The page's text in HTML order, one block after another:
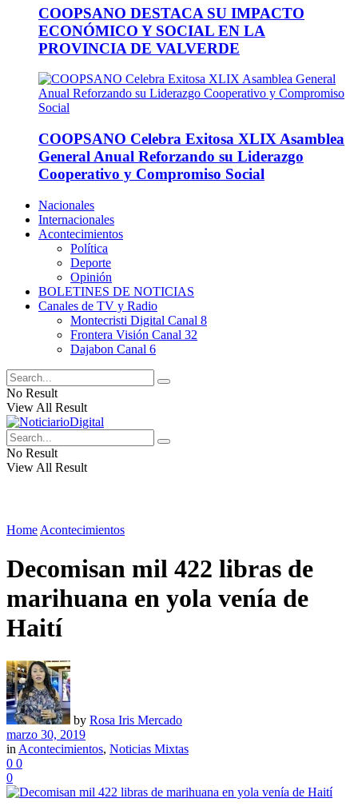
COOPSANO DESTACA SU IMPACTO
ECONÓMICO Y SOCIAL EN LA
PROVINCIA DE VALVERDE
COOPSANO Celebra Exitosa XLIX Asamblea
General Anual Reforzando su Liderazgo
Cooperativo y Compromiso Social
Nacionales
Internacionales
Acontecimientos
Política
Deporte
Opinión
BOLETINES DE NOTICIAS
Canales de TV y Radio
Montecristi Digital Canal 8
Frontera Visión Canal 32
Dajabon Canal 6
No Result
View All Result
No Result
View All Result
Home Acontecimientos
Decomisan mil 422 libras de
marihuana en yola venía de
Haití
by Rosa Iris Mercado
marzo 30, 2019
in Acontecimientos, Noticias Mixtas
0 0
0